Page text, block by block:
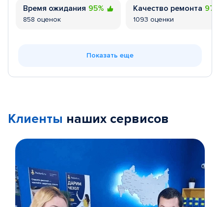
Время ожидания 95%
858 оценок
Качество ремонта
1093 оценки
Показать еще
Клиенты наших сервисов